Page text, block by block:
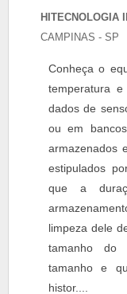
HITECNOLOGIA
CAMPINAS - SP
Conheça o
temperatura
dados de
ou em
armazenados
estipulados
que a
limpeza dele
tamanho do
tamanho e
histor....